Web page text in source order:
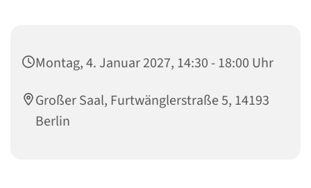
Montag, 4. Januar 2027, 14:30 - 18:00 Uhr
Großer Saal, Furtwänglerstraße 5, 14193
Berlin